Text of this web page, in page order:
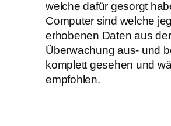
welche dafür gesorgt
Computer sind welche
erhobenen Daten aus der
Überwachung aus- und
komplett gesehen und
empfohlen.